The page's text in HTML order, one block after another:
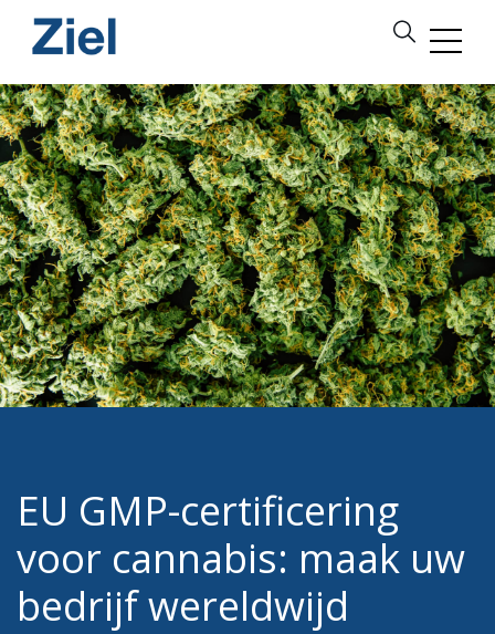
EU GMP-certificering
voor cannabis: maak uw
bedrijf wereldwijd